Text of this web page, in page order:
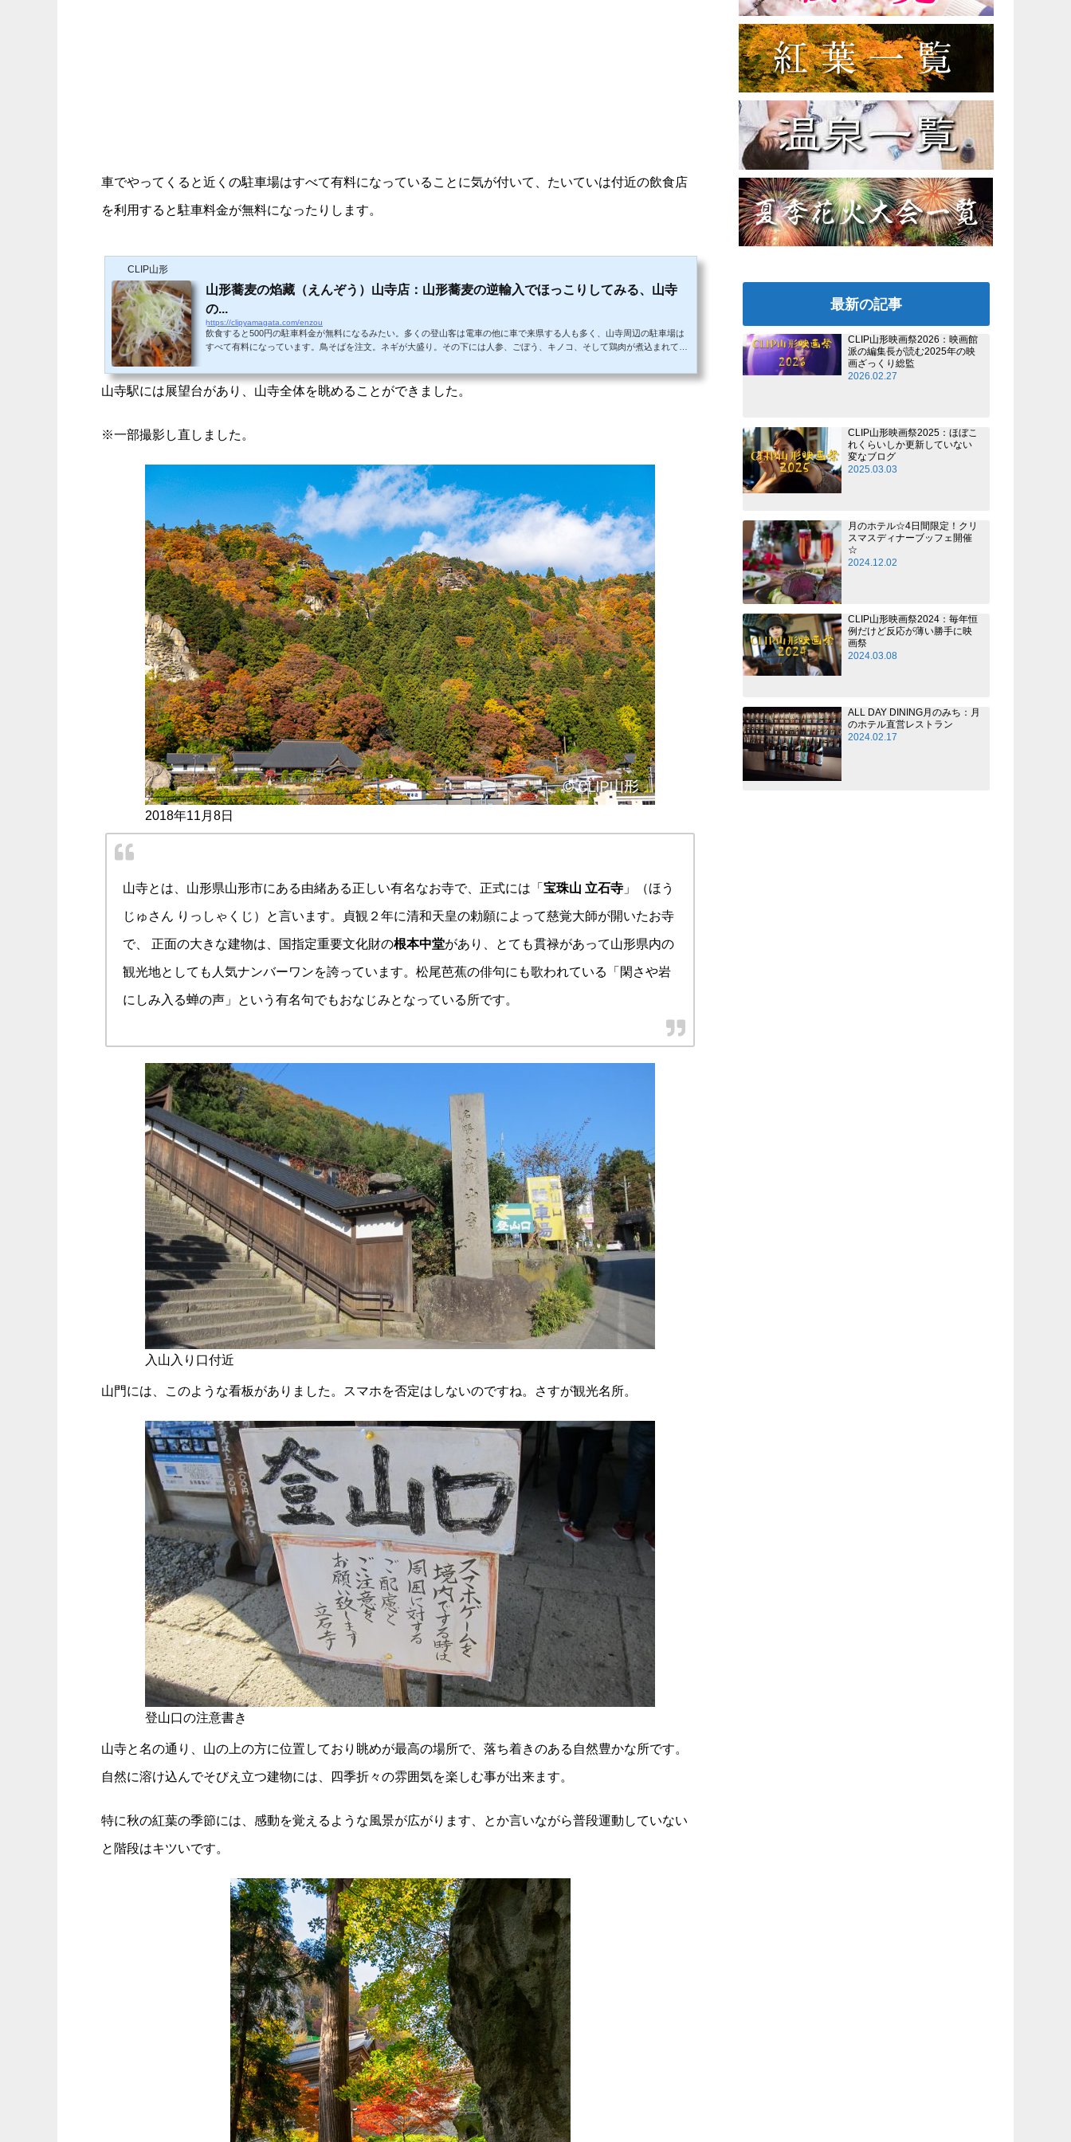
車でやってくると近くの駐車場はすべて有料になっていることに気が付いて、たいていは付近の飲食店
を利用すると駐車料金が無料になったりします。
CLIP山形
山形蕎麦の焰藏（えんぞう）山寺店：山形蕎麦の逆輸入でほっこりしてみる、山寺
の...
https://clipyamagata.com/enzou
飲食すると500円の駐車料金が無料になるみたい。多くの登山客は電車の他に車で来県する人も多く、山寺周辺の駐車場は
すべて有料になっています。鳥そばを注文。ネギが大盛り。その下には人参、ごぼう、キノコ、そして鶏肉が煮込まれてい
山寺駅には展望台があり、山寺全体を眺めることができました。
※一部撮影し直しました。
2018年11月8日
山寺とは、山形県山形市にある由緒ある正しい有名なお寺で、正式には「 宝珠山 立石寺 」（ほう
じゅさん りっしゃくじ）と言います。貞観２年に清和天皇の勅願によって慈覚大師が開いたお寺
で、 正面の大きな建物は、国指定重要文化財の根本中堂があり、とても貫禄があって山形県内の
観光地としても人気ナンバーワンを誇っています。松尾芭蕉の俳句にも歌われている「閑さや岩
にしみ入る蝉の声」という有名句でもおなじみとなっている所です。
入山入り口付近
山門には、このような看板がありました。スマホを否定はしないのですね。さすが観光名所。
登山口の注意書き
山寺と名の通り、山の上の方に位置しており眺めが最高の場所で、落ち着きのある自然豊かな所です。
自然に溶け込んでそびえ立つ建物には、四季折々の雰囲気を楽しむ事が出来ます。
特に秋の紅葉の季節には、感動を覚えるような風景が広がります、とか言いながら普段運動していない
と階段はキツいです。
最新の記事
CLIP山形映画祭2026：映画館
派の編集長が読む2025年の映
画ざっくり総監
2026.02.27
CLIP山形映画祭2025：ほぼこ
れくらいしか更新していない
変なブログ
2025.03.03
月のホテル☆4日間限定！クリ
スマスディナーブッフェ開催
☆
2024.12.02
CLIP山形映画祭2024：毎年恒
例だけど反応が薄い勝手に映
画祭
2024.03.08
ALL DAY DINING月のみち：月
のホテル直営レストラン
2024.02.17